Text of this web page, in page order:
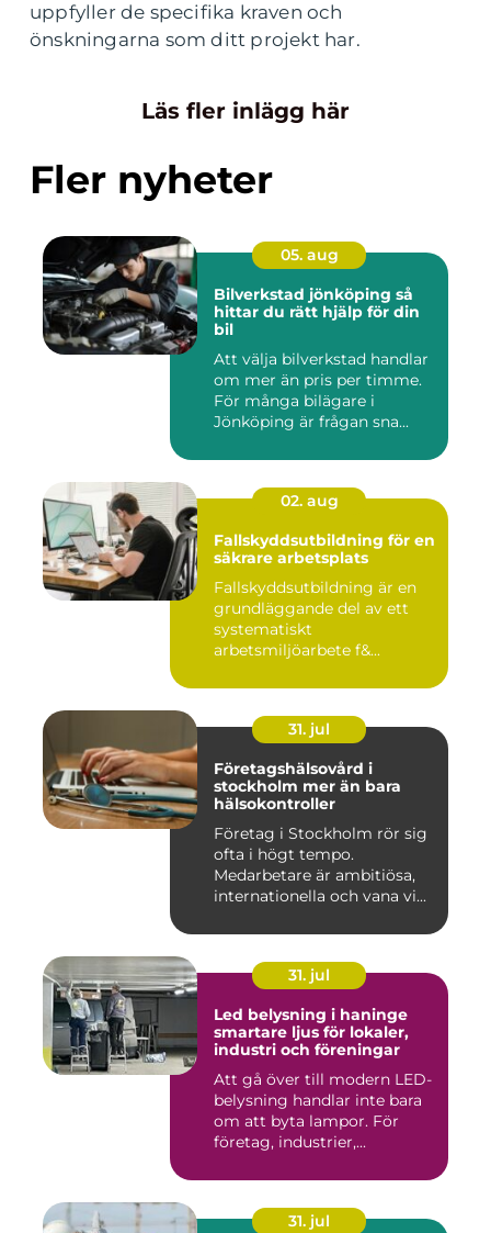
uppfyller de specifika kraven och
önskningarna som ditt projekt har.
Läs fler inlägg här
Fler nyheter
05. aug
Bilverkstad jönköping så
hittar du rätt hjälp för din
bil
Att välja bilverkstad handlar
om mer än pris per timme.
För många bilägare i
Jönköping är frågan sna...
02. aug
Fallskyddsutbildning för en
säkrare arbetsplats
Fallskyddsutbildning är en
grundläggande del av ett
systematiskt
arbetsmiljöarbete f&...
31. jul
Företagshälsovård i
stockholm mer än bara
hälsokontroller
Företag i Stockholm rör sig
ofta i högt tempo.
Medarbetare är ambitiösa,
internationella och vana vi...
31. jul
Led belysning i haninge
smartare ljus för lokaler,
industri och föreningar
Att gå över till modern LED-
belysning handlar inte bara
om att byta lampor. För
företag, industrier,...
31. jul